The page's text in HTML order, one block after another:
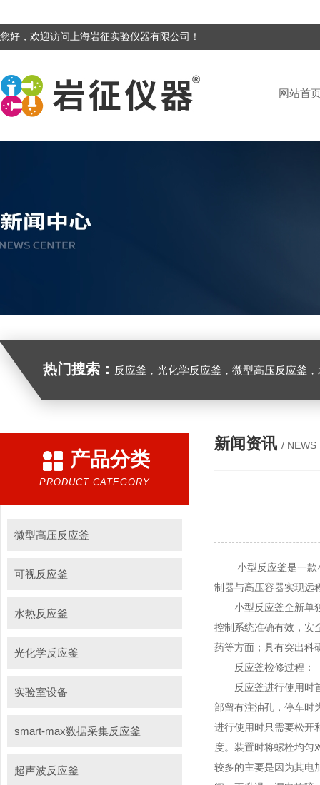
您好，欢迎访问上海岩征实验仪器有限公司！
网站首
热门搜索： 反应釜，光化学反应釜，微型高压反应釜
产品分类
PRODUCT CATEGORY
微型高压反应釜
可视反应釜
水热反应釜
光化学反应釜
实验室设备
smart-max数据采集反应釜
超声波反应釜
新闻资讯 / NEWS
小型反应釜是一款小
制器与高压容器实现远
小型反应釜全新单独
控制系统准确有效，安
药等方面；具有突出科
反应釜检修过程：
反应釜进行使用时首
部留有注油孔，停车时
进行使用时只需要松开
度。装置时将螺栓均匀
较多的主要是因为其电